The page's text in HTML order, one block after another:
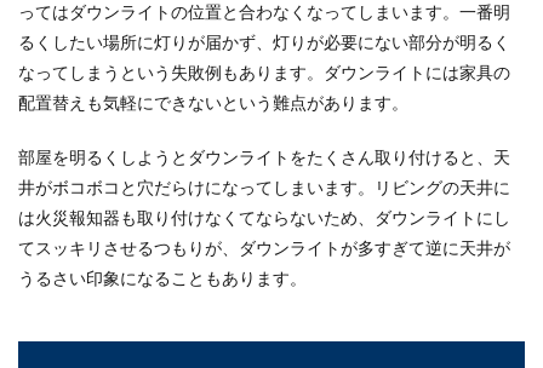
ってはダウンライトの位置と合わなくなってしまいます。一番明
るくしたい場所に灯りが届かず、灯りが必要にない部分が明るく
なってしまうという失敗例もあります。ダウンライトには家具の
配置替えも気軽にできないという難点があります。
部屋を明るくしようとダウンライトをたくさん取り付けると、天
井がボコボコと穴だらけになってしまいます。リビングの天井に
は火災報知器も取り付けなくてならないため、ダウンライトにし
てスッキリさせるつもりが、ダウンライトが多すぎて逆に天井が
うるさい印象になることもあります。